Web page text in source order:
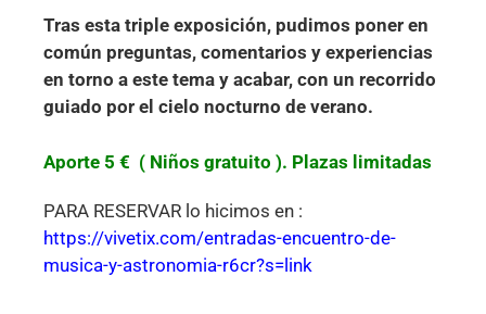
Tras esta triple exposición, pudimos poner en
común preguntas, comentarios y experiencias
en torno a este tema y acabar, con un recorrido
guiado por el cielo nocturno de verano.
Aporte 5 € ( Niños gratuito ). Plazas limitadas
PARA RESERVAR lo hicimos en :
https://vivetix.com/entradas-encuentro-de-
musica-y-astronomia-r6cr?s=link